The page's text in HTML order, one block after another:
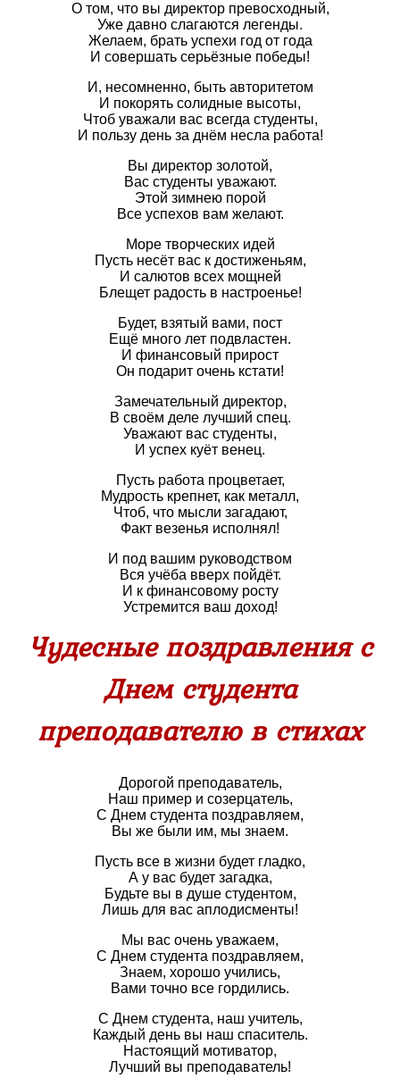
О том, что вы директор превосходный,
Уже давно слагаются легенды.
Желаем, брать успехи год от года
И совершать серьёзные победы!
И, несомненно, быть авторитетом
И покорять солидные высоты,
Чтоб уважали вас всегда студенты,
И пользу день за днём несла работа!
Вы директор золотой,
Вас студенты уважают.
Этой зимнею порой
Все успехов вам желают.
Море творческих идей
Пусть несёт вас к достиженьям,
И салютов всех мощней
Блещет радость в настроенье!
Будет, взятый вами, пост
Ещё много лет подвластен.
И финансовый прирост
Он подарит очень кстати!
Замечательный директор,
В своём деле лучший спец.
Уважают вас студенты,
И успех куёт венец.
Пусть работа процветает,
Мудрость крепнет, как металл,
Чтоб, что мысли загадают,
Факт везенья исполнял!
И под вашим руководством
Вся учёба вверх пойдёт.
И к финансовому росту
Устремится ваш доход!
Чудесные поздравления с
Днем студента
преподавателю в стихах
Дорогой преподаватель,
Наш пример и созерцатель,
С Днем студента поздравляем,
Вы же были им, мы знаем.
Пусть все в жизни будет гладко,
А у вас будет загадка,
Будьте вы в душе студентом,
Лишь для вас аплодисменты!
Мы вас очень уважаем,
С Днем студента поздравляем,
Знаем, хорошо учились,
Вами точно все гордились.
С Днем студента, наш учитель,
Каждый день вы наш спаситель.
Настоящий мотиватор,
Лучший вы преподаватель!